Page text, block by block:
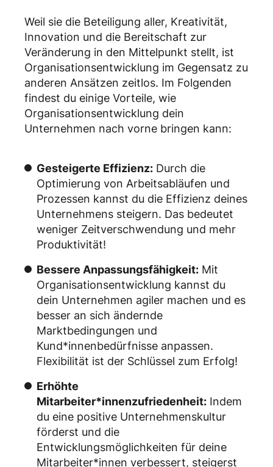
Weil sie die Beteiligung aller, Kreativität,
Innovation und die Bereitschaft zur
Veränderung in den Mittelpunkt stellt, ist
Organisationsentwicklung im Gegensatz zu
anderen Ansätzen zeitlos. Im Folgenden
findest du einige Vorteile, wie
Organisationsentwicklung dein
Unternehmen nach vorne bringen kann:
Gesteigerte Effizienz: Durch die
Optimierung von Arbeitsabläufen und
Prozessen kannst du die Effizienz deines
Unternehmens steigern. Das bedeutet
weniger Zeitverschwendung und mehr
Produktivität!
Bessere Anpassungsfähigkeit: Mit
Organisationsentwicklung kannst du
dein Unternehmen agiler machen und es
besser an sich ändernde
Marktbedingungen und
Kund*innenbedürfnisse anpassen.
Flexibilität ist der Schlüssel zum Erfolg!
Erhöhte
Mitarbeiter*innenzufriedenheit: Indem
du eine positive Unternehmenskultur
förderst und die
Entwicklungsmöglichkeiten für deine
Mitarbeiter*innen verbessert, steigerst